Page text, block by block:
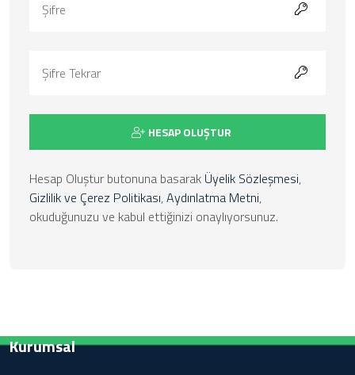
HESAP OLUŞTUR
Hesap Oluştur butonuna basarak Üyelik Sözleşmesi,
Gizlilik ve Çerez Politikası,Aydınlatma Metni,
okuduğunuzu ve kabul ettiğinizi onaylıyorsunuz.
Kurumsal